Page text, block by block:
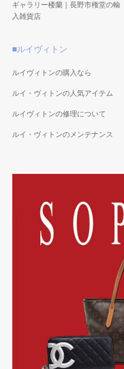
ギャラリー楼蘭｜長野市権堂の輸
入雑貨店
■ルイヴィトン
ルイヴィトンの購入なら
ルイ・ヴィトンの人気アイテム
ルイヴィトンの修理について
ルイ・ヴィトンのメンテナンス